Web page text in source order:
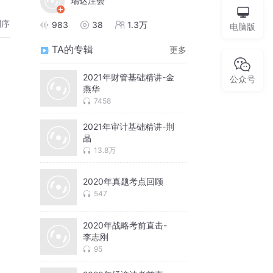
983 38 1.3万
TA的专辑 更多
2021年财管基础精讲-金
燕华
7458
2021年审计基础精讲-荆
晶
13.8万
2020年真题考点回顾
547
2020年战略考前直击-
李志刚
95
电脑版
公众号